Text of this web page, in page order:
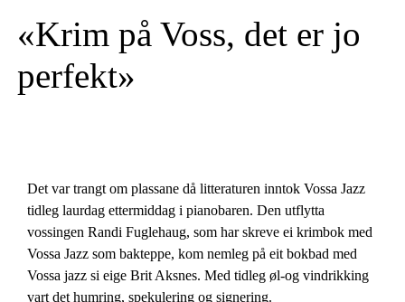
«Krim på Voss, det er jo
perfekt»
Det var trangt om plassane då litteraturen inntok Vossa Jazz
tidleg laurdag ettermiddag i pianobaren. Den utflytta
vossingen Randi Fuglehaug, som har skreve ei krimbok med
Vossa Jazz som bakteppe, kom nemleg på eit bokbad med
Vossa jazz si eige Brit Aksnes. Med tidleg øl-og vindrikking
vart det humring, spekulering og signering.